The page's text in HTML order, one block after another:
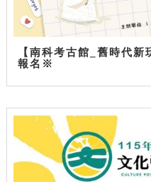
【南科考古館_舊時代
報名※